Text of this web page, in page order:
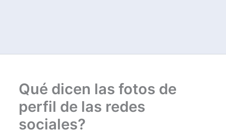
Qué dicen las fotos de
perfil de las redes
sociales?